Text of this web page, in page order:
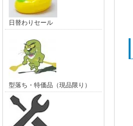
日替わりセール
型落ち・特価品（現品限り）